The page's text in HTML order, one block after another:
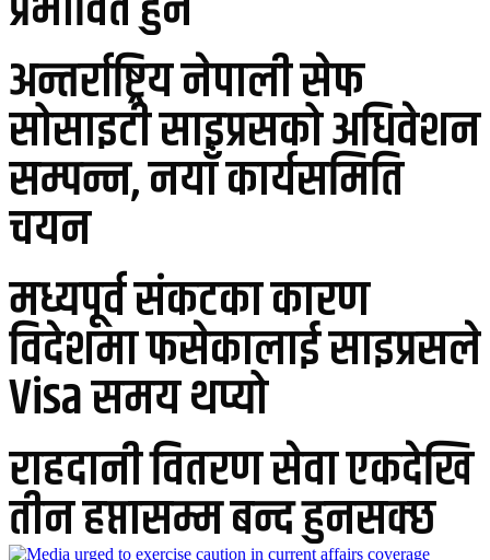
अन्तर्राष्ट्रिय नेपाली सेफ
सोसाइटी साइप्रसको अधिवेशन
सम्पन्न, नयाँ कार्यसमिति
चयन
मध्यपूर्व संकटका कारण
विदेशमा फसेकालाई साइप्रसले
Visa समय थप्यो
राहदानी वितरण सेवा एकदेखि
तीन हप्तासम्म बन्द हुनसक्छ